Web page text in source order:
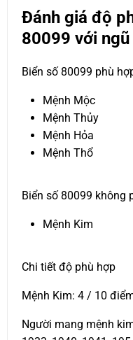
Đánh giá độ
80099 với ngũ
Biển số 80099 phù
Mệnh Mộc
Mệnh Thủy
Mệnh Hỏa
Mệnh Thổ
Biển số 80099 không
Mệnh Kim
Chi tiết độ phù hợp
Mệnh Kim: 4 / 10
Người mang mệnh